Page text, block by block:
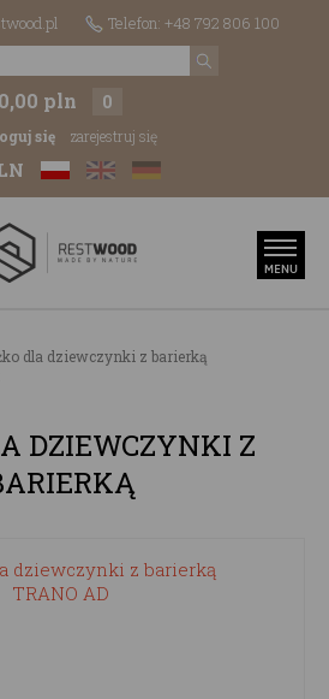
Telefon: +48 792 806 100
0,00 pln 0
się zarejestruj się
dla dziewczynki z barierką
DZIEWCZYNKI Z